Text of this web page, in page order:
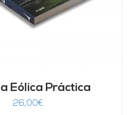
Eólica Práctica
26,00€